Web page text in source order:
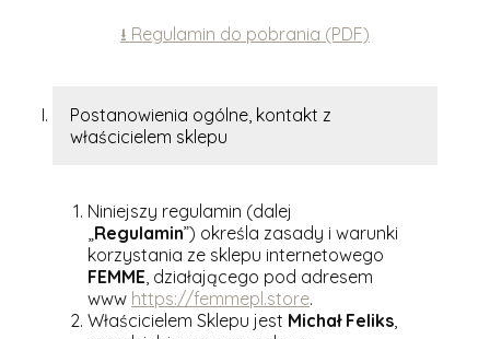
⭳ Regulamin do pobrania (PDF)
Postanowienia ogólne, kontakt z
właścicielem sklepu
Niniejszy regulamin (dalej
Regulamin”) określa zasady i warunki
korzystania ze sklepu internetowego
FEMME , działającego pod adresem
www https://femmepl.store.
Właścicielem Sklepu jest Michał Feliks